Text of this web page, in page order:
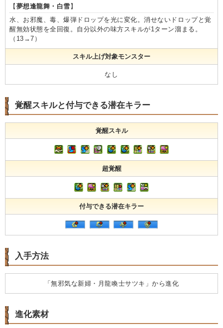
【夢想逢龍舞・白雪】
水、お邪魔、毒、爆弾ドロップを光に変化。消せないドロップと覚
醒無効状態を全回復。自分以外の味方スキルが1ターン溜まる。
（13→7）
スキル上げ対象モンスター
なし
覚醒スキルと付与できる潜在キラー
覚醒スキル
超覚醒
付与できる潜在キラー
入手方法
「無邪気な新婦・月龍喚士サツキ」から進化
進化素材